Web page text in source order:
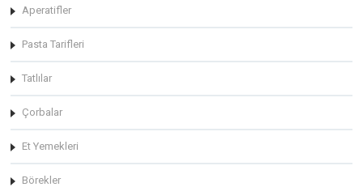
Aperatifler
Pasta Tarifleri
Tatlılar
Çorbalar
Et Yemekleri
Börekler